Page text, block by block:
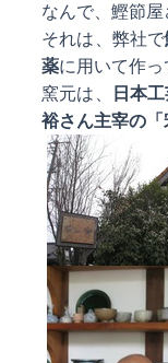
なんで、鰹節屋
それは、弊社で
薬に用いて作
窯元は、
日本
裕さん主宰の「